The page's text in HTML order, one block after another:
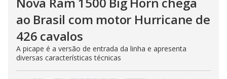
ao Brasil com motor Hurricane de
426 cavalos
A picape é a versão de entrada da linha e apresenta
diversas características técnicas